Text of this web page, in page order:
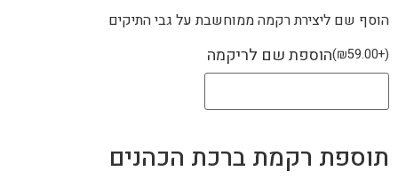
הוסף שם ליצירת רקמה ממוחשבת על גבי התיקים
הוספת שם לריקמה (
+
₪59.00
)
תוספת רקמת ברכת הכהנים